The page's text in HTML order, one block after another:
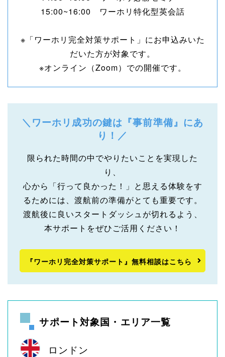
15:00~16:00 ワーホリ特化型英会話
※「ワーホリ完全対策サポート」にお申込みいた
だいた方が対象です。
※オンライン（Zoom）での開催です。
＼ワーホリ成功の鍵は『事前準備』にあ
り！／
限られた時間の中でやりたいことを実現した
り、
心から「行って良かった！」と思える体験をす
るためには、渡航前の準備がとても重要です。
渡航後に良いスタートダッシュが切れるよう、
本サポートをぜひご活用ください！
『ワーホリ完全対策サポート』無料相談はこちら
サポート対象国・エリア一覧
ロンドン